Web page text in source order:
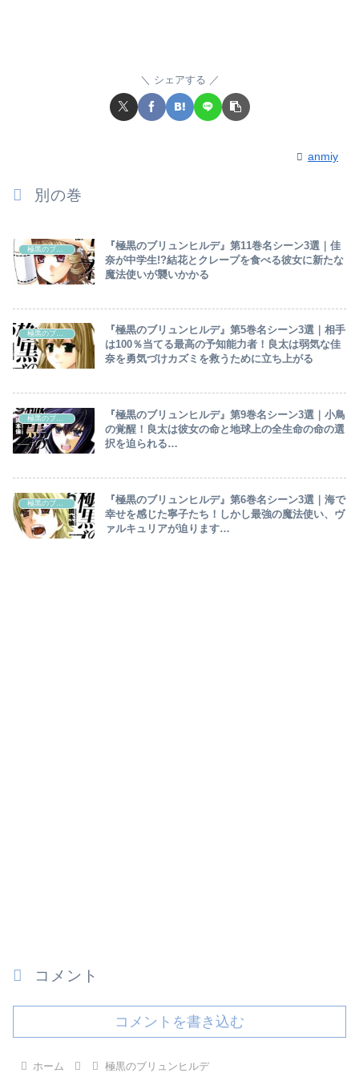
シェアする
anmiy
別の巻
『極黒のブリュンヒルデ』第11巻名シーン3選｜佳
奈が中学生!?結花とクレープを食べる彼女に新たな
魔法使いが襲いかかる
極黒のブリュンヒルデ
『極黒のブリュンヒルデ』第5巻名シーン3選｜相手
は100％当てる最高の予知能力者！良太は弱気な佳
奈を勇気づけカズミを救うために立ち上がる
極黒のブリュンヒルデ
『極黒のブリュンヒルデ』第9巻名シーン3選｜小鳥
の覚醒！良太は彼女の命と地球上の全生命の命の選
択を迫られる…
『極黒のブリュンヒルデ』第6巻名シーン3選｜海で
幸せを感じた寧子たち！しかし最強の魔法使い、ヴ
ァルキュリアが迫ります…
コメント
コメントを書き込む
ホーム 極黒のブリュンヒルデ